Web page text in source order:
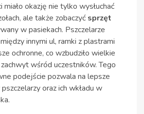
miało okazję nie tylko wysłuchać
ale także zobaczyć sprzęt
w pasiekach. Pszczelarze
innymi ul, ramki z plastrami
ochronne, co wzbudziło wielkie
wśród uczestników. Tego
podejście pozwala na lepsze
oraz ich wkładu w